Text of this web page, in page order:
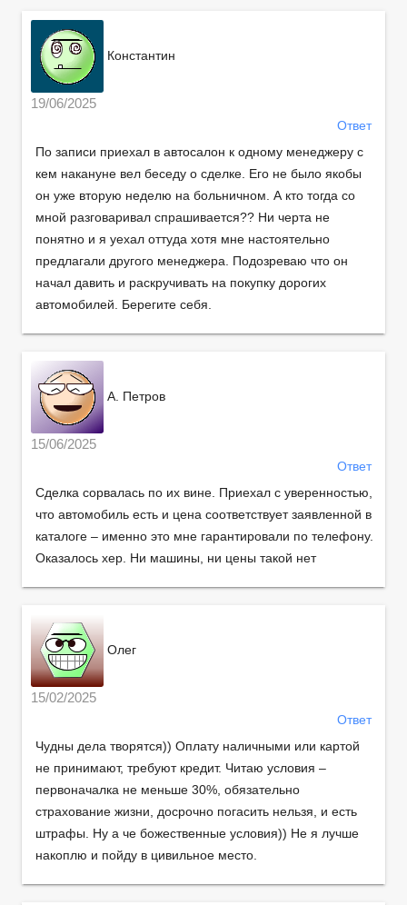
Константин
19/06/2025
Ответ
По записи приехал в автосалон к одному менеджеру с
кем накануне вел беседу о сделке. Его не было якобы
он уже вторую неделю на больничном. А кто тогда со
мной разговаривал спрашивается?? Ни черта не
понятно и я уехал оттуда хотя мне настоятельно
предлагали другого менеджера. Подозреваю что он
начал давить и раскручивать на покупку дорогих
автомобилей. Берегите себя.
А. Петров
15/06/2025
Ответ
Сделка сорвалась по их вине. Приехал с уверенностью,
что автомобиль есть и цена соответствует заявленной в
каталоге – именно это мне гарантировали по телефону.
Оказалось хер. Ни машины, ни цены такой нет
Олег
15/02/2025
Ответ
Чудны дела творятся)) Оплату наличными или картой
не принимают, требуют кредит. Читаю условия –
первоначалка не меньше 30%, обязательно
страхование жизни, досрочно погасить нельзя, и есть
штрафы. Ну а че божественные условия)) Не я лучше
накоплю и пойду в цивильное место.